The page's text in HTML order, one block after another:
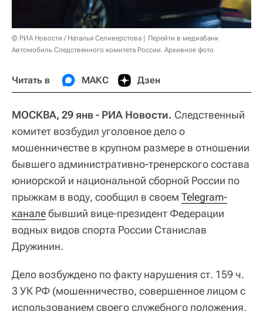
© РИА Новости / Наталья Селиверстова
Перейти в медиабанк
Автомобиль Следственного комитета России. Архивное фото
Читать в МАКС Дзен
МОСКВА, 29 янв - РИА Новости. Следственный
комитет возбудил уголовное дело о
мошенничестве в крупном размере в отношении
бывшего административно-тренерского состава
юниорской и национальной сборной России по
прыжкам в воду, сообщил в своем Telegram-
каналебывший вице-президент Федерации
водных видов спорта России Станислав
Дружинин.
Дело возбуждено по факту нарушения ст. 159 ч.
3 УК РФ (мошенничество, совершенное лицом с
использованием своего служебного положения,